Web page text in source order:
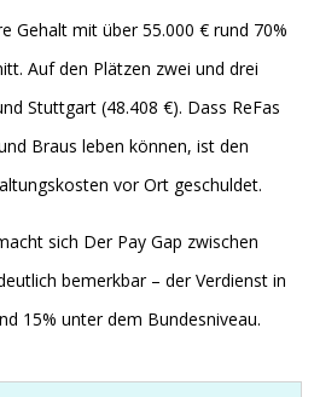
Gehalt mit über 55.000 € rund 70%
Auf den Plätzen zwei und drei
Stuttgart (48.408 €). Dass ReFas
Braus leben können, ist den
vor Ort geschuldet.
sich Der Pay Gap zwischen
bemerkbar – der Verdienst in
15% unter dem Bundesniveau.